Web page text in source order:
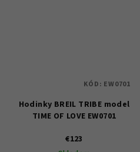
Hodinky BREIL TRIBE model
TIME OF LOVE EW0701
€123
KÓD: EW0701